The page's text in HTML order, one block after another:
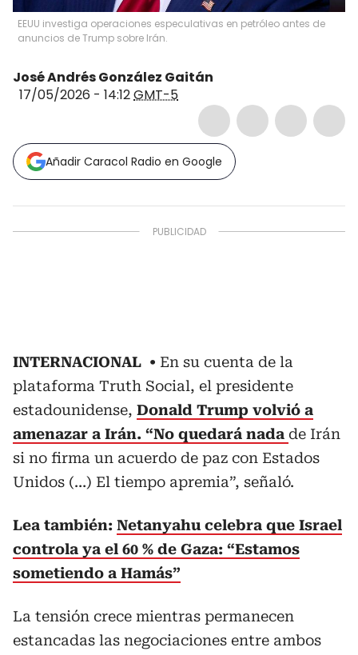
EEUU investiga operaciones especulativas en petróleo antes de
anuncios de Trump sobre Irán.
José Andrés González Gaitán
17/05/2026 - 14:12GMT-5
Añadir Caracol Radio en Google
INTERNACIONAL
En su cuenta de la
plataforma Truth Social, el presidente
estadounidense, Donald Trump volvió a
amenazar a Irán. “No quedará nada de Irán
si no firma un acuerdo de paz con Estados
Unidos (…) El tiempo apremia”, señaló.
Lea también: Netanyahu celebra que Israel
controla ya el 60 % de Gaza: “Estamos
sometiendo a Hamás”
La tensión crece mientras permanecen
estancadas las negociaciones entre ambos